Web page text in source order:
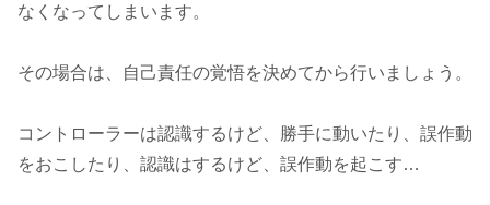
なくなってしまいます。
その場合は、自己責任の覚悟を決めてから行いましょう。
コントローラーは認識するけど、勝手に動いたり、誤作動
をおこしたり、認識はするけど、誤作動を起こす…